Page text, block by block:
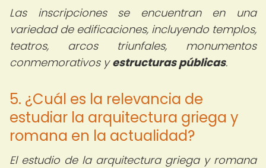
Las inscripciones se encuentran en una
variedad de edificaciones, incluyendo templos,
teatros, arcos triunfales, monumentos
conmemorativos yestructuras públicas.
5. ¿Cuál es la relevancia de
estudiar la arquitectura griega y
romana en la actualidad?
El estudio de la arquitectura griega y romana